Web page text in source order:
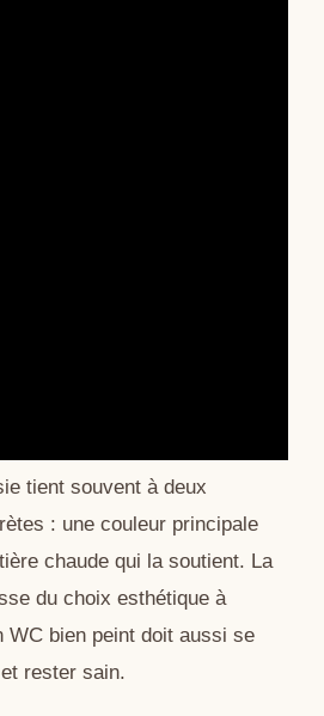
tient souvent à deux
: une couleur principale
chaude qui la soutient. La
du choix esthétique à
WC bien peint doit aussi se
rester sain.